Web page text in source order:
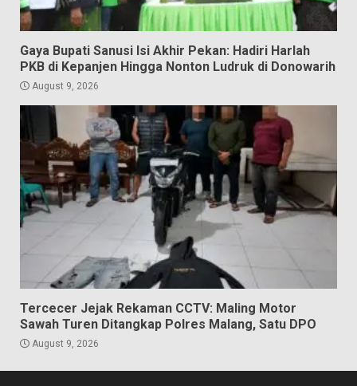
Gaya Bupati Sanusi Isi Akhir Pekan: Hadiri Harlah
PKB di Kepanjen Hingga Nonton Ludruk di Donowarih
August 9, 2026
Tercecer Jejak Rekaman CCTV: Maling Motor
Sawah Turen Ditangkap Polres Malang, Satu DPO
August 9, 2026